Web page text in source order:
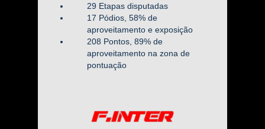
29 Etapas disputadas
17 Pódios, 58% de
aproveitamento e exposição
208 Pontos, 89% de
aproveitamento na zona de
pontuação